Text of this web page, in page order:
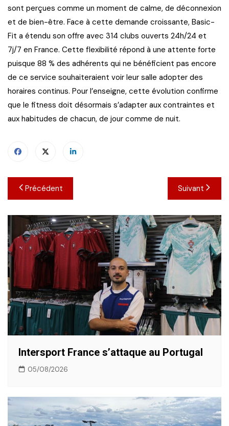
sont perçues comme un moment de calme, de déconnexion
et de bien-être. Face à cette demande croissante, Basic-
Fit a étendu son offre avec 314 clubs ouverts 24h/24 et
7j/7 en France. Cette flexibilité répond à une attente forte
puisque 88 % des adhérents qui ne bénéficient pas encore
de ce service souhaiteraient voir leur salle adopter des
horaires continus. Pour l’enseigne, cette évolution confirme
que le fitness doit désormais s’adapter aux contraintes et
aux habitudes de chacun, de jour comme de nuit.
Navigation
de
l’article
Précédent Suivant
Intersport France s’attaque au Portugal
05/08/2026